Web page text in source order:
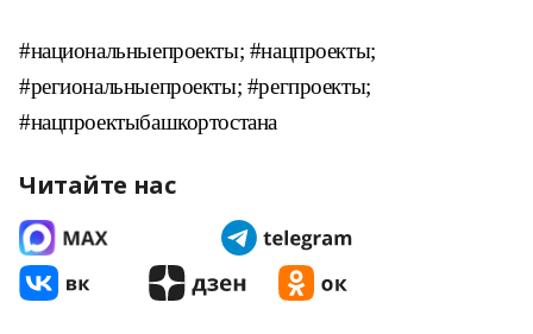
#национальныепроекты; #нацпроекты;
#региональныепроекты; #регпроекты;
#нацпроектыбашкортостана
Читайте нас